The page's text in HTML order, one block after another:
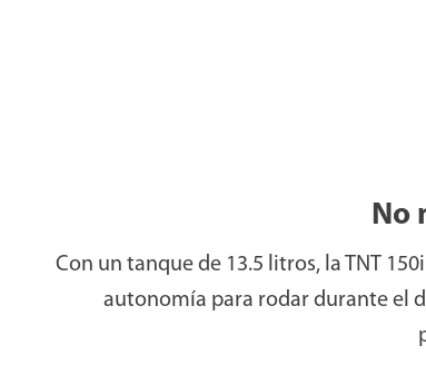
No
Con un tanque de 13.5 litros, la TNT
autonomía para rodar durante el